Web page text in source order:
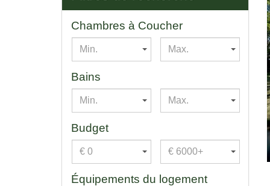
Chambres à Coucher
Min. Max.
Bains
Min. Max.
Budget
€ 0 € 6000+
Équipements du logement